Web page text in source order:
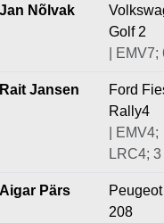
Jan Nõlvak
Golf 2
| EMV7;
Rait Jansen
Ford
Rally4
| EMV4;
LRC4; 3
Aigar Pärs
Peugeot
208